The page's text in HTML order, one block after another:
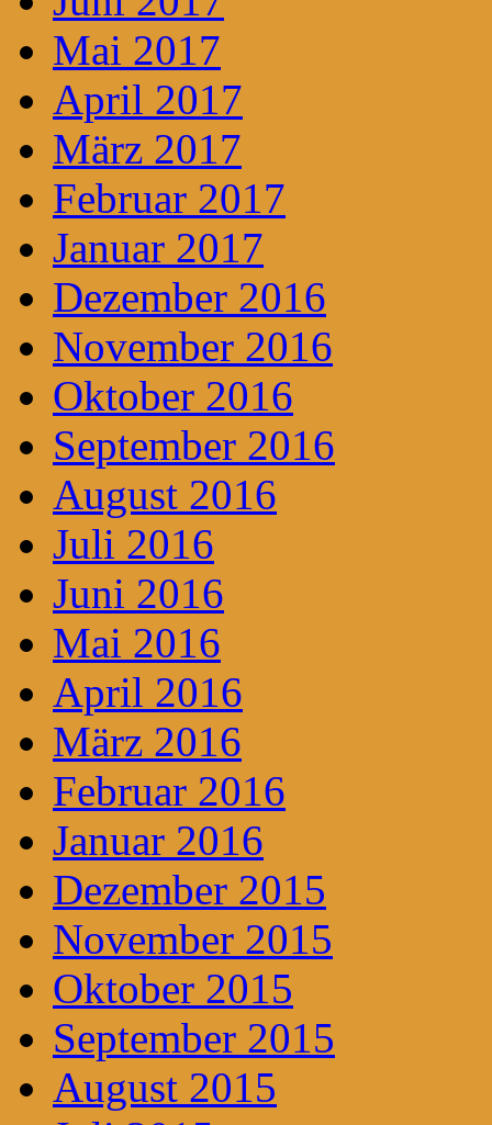
Mai 2017
April 2017
März 2017
Februar 2017
Januar 2017
Dezember 2016
November 2016
Oktober 2016
September 2016
August 2016
Juli 2016
Juni 2016
Mai 2016
April 2016
März 2016
Februar 2016
Januar 2016
Dezember 2015
November 2015
Oktober 2015
September 2015
August 2015